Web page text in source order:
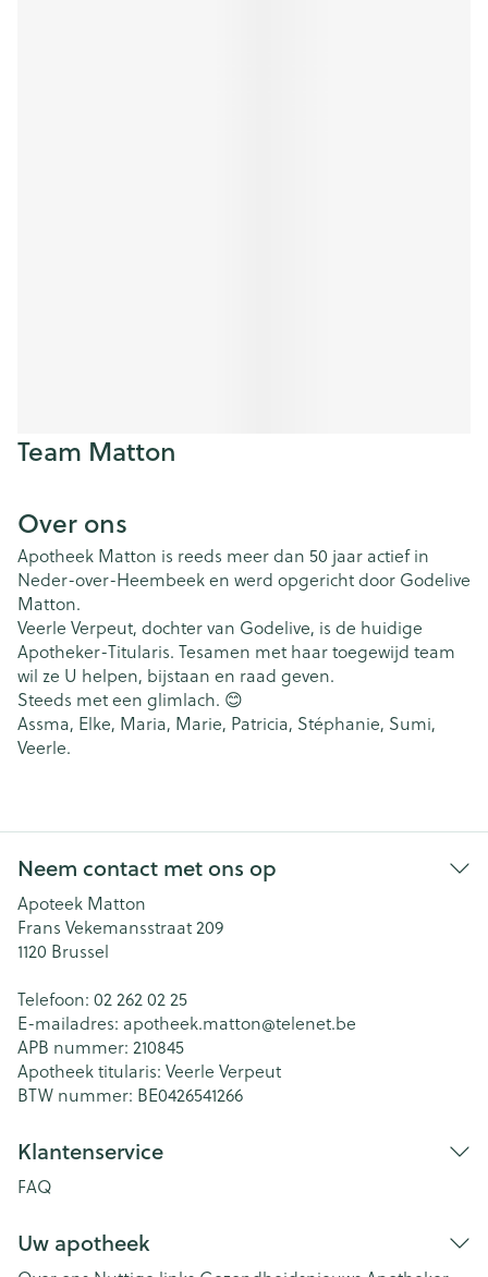
Team Matton
Over ons
Apotheek Matton is reeds meer dan 50 jaar actief in
Neder-over-Heembeek en werd opgericht door Godelive
Matton.
Veerle Verpeut, dochter van Godelive, is de huidige
Apotheker-Titularis. Tesamen met haar toegewijd team
wil ze U helpen, bijstaan en raad geven.
Steeds met een glimlach. 😊
Assma, Elke, Maria, Marie, Patricia, Stéphanie, Sumi,
Veerle.
Neem contact met ons op
Apoteek Matton
Frans Vekemansstraat 209
1120 Brussel
Telefoon: 02 262 02 25
E-mailadres: apotheek.matton@telenet.be
APB nummer: 210845
Apotheek titularis: Veerle Verpeut
BTW nummer: BE0426541266
Klantenservice
FAQ
Uw apotheek